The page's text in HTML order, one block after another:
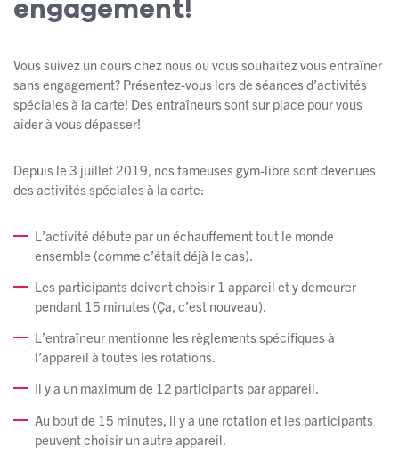
engagement!
Vous suivez un cours chez nous ou vous souhaitez vous entraîner
sans engagement? Présentez-vous lors de séances d’activités
spéciales à la carte! Des entraîneurs sont sur place pour vous
aider à vous dépasser!
Depuis le 3 juillet 2019, nos fameuses gym-libre sont devenues
des activités spéciales à la carte:
L’activité débute par un échauffement tout le monde
ensemble (comme c’était déjà le cas).
Les participants doivent choisir 1 appareil et y demeurer
pendant 15 minutes (Ça, c’est nouveau).
L’entraîneur mentionne les règlements spécifiques à
l’appareil à toutes les rotations.
Il y a un maximum de 12 participants par appareil.
Au bout de 15 minutes, il y a une rotation et les participants
peuvent choisir un autre appareil.